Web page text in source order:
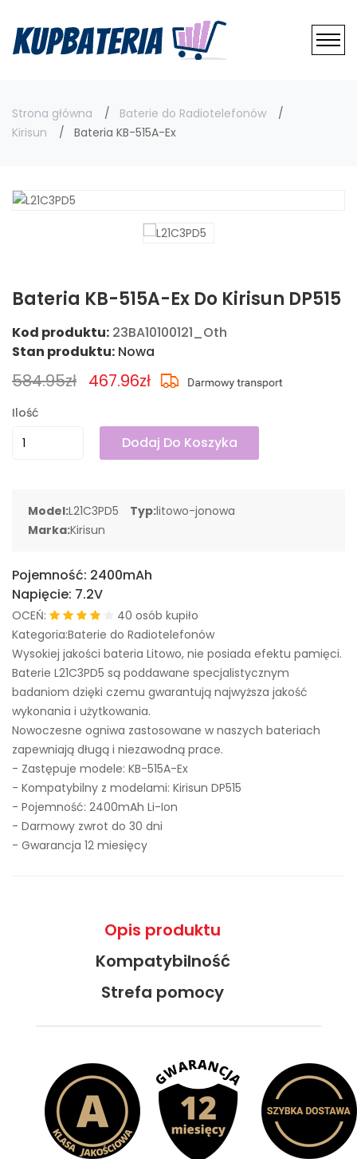
Strona główna
Baterie do Radiotelefonów
Kirisun
Bateria KB-515A-Ex
Bateria KB-515A-Ex Do Kirisun DP515
Kod produktu: 23BA10100121_Oth
Stan produktu: Nowa
584.95zł 467.96zł
Ilość
Dodaj Do Koszyka
Model:L21C3PD5 Typ:litowo-jonowa
Marka:Kirisun
Pojemność: 2400mAh
Napięcie: 7.2V
OCEŃ:
40 osób kupiło
Kategoria:Baterie do Radiotelefonów
Wysokiej jakości bateria Litowo, nie posiada efektu pamięci.
Baterie L21C3PD5 są poddawane specjalistycznym
badaniom dzięki czemu gwarantują najwyższa jakość
wykonania i użytkowania.
Nowoczesne ogniwa zastosowane w naszych bateriach
zapewniają długą i niezawodną prace.
- Zastępuje modele: KB-515A-Ex
- Kompatybilny z modelami: Kirisun DP515
- Pojemność: 2400mAh Li-Ion
- Darmowy zwrot do 30 dni
- Gwarancja 12 miesięcy
Opis produktu
Kompatybilność
Strefa pomocy